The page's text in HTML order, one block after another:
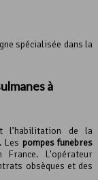
spécialisée dans la
à
l’habilitation de la
Les pompes funèbres
L’opérateur
obsèques et des